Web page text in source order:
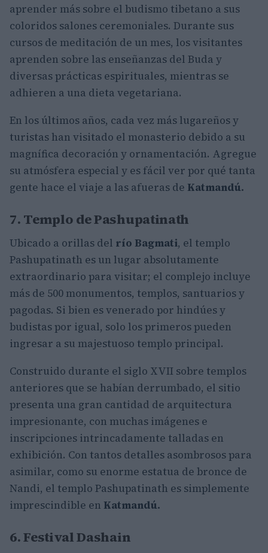
aprender más sobre el budismo tibetano a sus
coloridos salones ceremoniales. Durante sus
cursos de meditación de un mes, los visitantes
aprenden sobre las enseñanzas del Buda y
diversas prácticas espirituales, mientras se
adhieren a una dieta vegetariana.
En los últimos años, cada vez más lugareños y
turistas han visitado el monasterio debido a su
magnífica decoración y ornamentación. Agregue
su atmósfera especial y es fácil ver por qué tanta
gente hace el viaje a las afueras de Katmandú.
7. Templo de Pashupatinath
Ubicado a orillas del río Bagmati, el templo
Pashupatinath es un lugar absolutamente
extraordinario para visitar; el complejo incluye
más de 500 monumentos, templos, santuarios y
pagodas. Si bien es venerado por hindúes y
budistas por igual, solo los primeros pueden
ingresar a su majestuoso templo principal.
Construido durante el siglo XVII sobre templos
anteriores que se habían derrumbado, el sitio
presenta una gran cantidad de arquitectura
impresionante, con muchas imágenes e
inscripciones intrincadamente talladas en
exhibición. Con tantos detalles asombrosos para
asimilar, como su enorme estatua de bronce de
Nandi, el templo Pashupatinath es simplemente
imprescindible en Katmandú.
6. Festival Dashain